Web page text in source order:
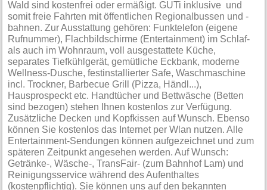
Wald sind kostenfrei oder ermäßigt. GUTi inklusive und
somit freie Fahrten mit öffentlichen Regionalbussen und -
bahnen. Zur Ausstattung gehören: Funktelefon (eigene
Rufnummer), Flachbildschirme (Entertainment) im Schlaf-
als auch im Wohnraum, voll ausgestattete Küche,
separates Tiefkühlgerät, gemütliche Eckbank, moderne
Wellness-Dusche, festinstallierter Safe, Waschmaschine
incl. Trockner, Barbecue Grill (Pizza, Händl...),
Hausprospeckt etc. Handtücher und Bettwäsche (Betten
sind bezogen) stehen Ihnen kostenlos zur Verfügung.
Zusätzliche Decken und Kopfkissen auf Wunsch. Ebenso
können Sie kostenlos das Internet per Wlan nutzen. Alle
Entertainment-Sendungen können aufgezeichnet und zum
späteren Zeitpunkt angesehen werden. Auf Wunsch:
Getränke-, Wäsche-, TransFair- (zum Bahnhof Lam) und
Reinigungsservice während des Aufenthaltes
(kostenpflichtig). Sie können uns auf den bekannten